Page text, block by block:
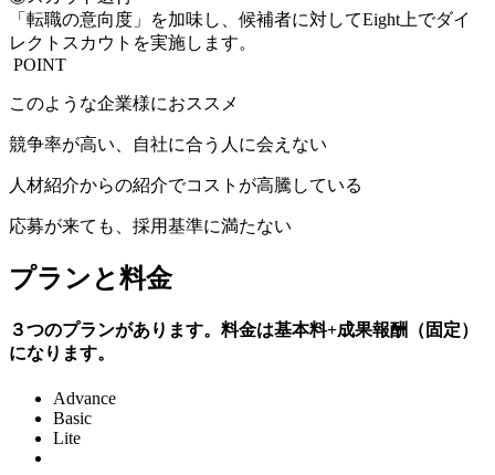
「転職の意向度」を加味し、候補者に対してEight上でダイ
レクトスカウトを実施します。
POINT
このような企業様におススメ
競争率が高い、自社に合う人に会えない
人材紹介からの紹介でコストが高騰している
応募が来ても、採用基準に満たない
プランと料金
３つのプランがあります。料金は基本料+成果報酬（固定）
になります。
Advance
Basic
Lite